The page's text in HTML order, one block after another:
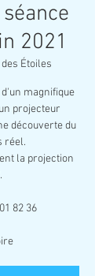
2021
Étoiles
magnifique
projecteur
découverte du
réel.
la projection
82 36